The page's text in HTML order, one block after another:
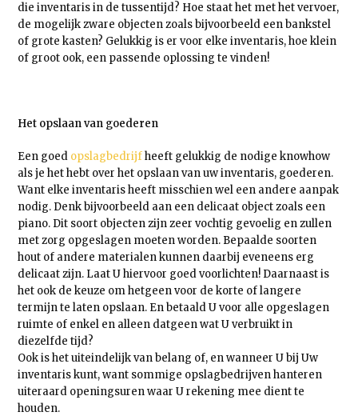
die inventaris in de tussentijd? Hoe staat het met het vervoer,
de mogelijk zware objecten zoals bijvoorbeeld een bankstel
of grote kasten? Gelukkig is er voor elke inventaris, hoe klein
of groot ook, een passende oplossing te vinden!
Het opslaan van goederen
Een goed opslagbedrijfheeft gelukkig de nodige knowhow
als je het hebt over het opslaan van uw inventaris, goederen.
Want elke inventaris heeft misschien wel een andere aanpak
nodig. Denk bijvoorbeeld aan een delicaat object zoals een
piano. Dit soort objecten zijn zeer vochtig gevoelig en zullen
met zorg opgeslagen moeten worden. Bepaalde soorten
hout of andere materialen kunnen daarbij eveneens erg
delicaat zijn. Laat U hiervoor goed voorlichten! Daarnaast is
het ook de keuze om hetgeen voor de korte of langere
termijn te laten opslaan. En betaald U voor alle opgeslagen
ruimte of enkel en alleen datgeen wat U verbruikt in
diezelfde tijd?
Ook is het uiteindelijk van belang of, en wanneer U bij Uw
inventaris kunt, want sommige opslagbedrijven hanteren
uiteraard openingsuren waar U rekening mee dient te
houden.